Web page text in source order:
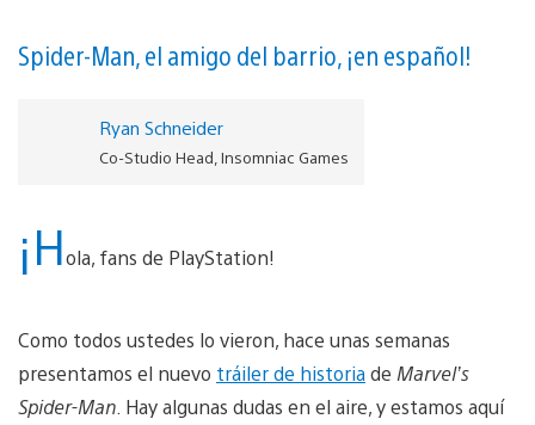
Man</i>
Video
Spider-Man, el amigo del barrio, ¡en español!
Ryan Schneider
Co-Studio Head, Insomniac Games
¡Hola, fans de PlayStation!
Como todos ustedes lo vieron, hace unas semanas
presentamos el nuevo tráiler de historiade Marvel’s
Spider-Man . Hay algunas dudas en el aire, y estamos aquí